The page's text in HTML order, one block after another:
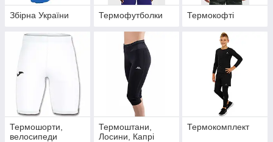
Збірна України Термофутболки Термокофті
Термошорти,
велосипеди
Термоштани,
Лосини, Капрі
Термокомплект